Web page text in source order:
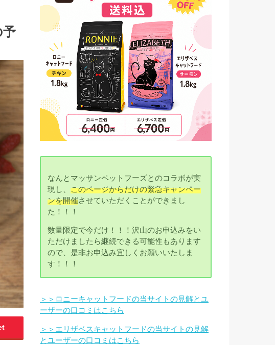
予
なんとマッサンペットフーズとのコラボが実
現し、このページからだけの緊急キャンペー
ンを開催させていただくことができまし
た！！！
数量限定で今だけ！！！沢山のお申込みをい
ただけましたら継続できる可能性もあります
ので、是非お申込み宜しくお願いいたしま
す！！！
＞＞ロニーキャットフードの当サイトの見解とユ
ーザーの口コミはこちら
＞＞エリザベスキャットフードの当サイトの見解
とユーザーの口コミはこちら